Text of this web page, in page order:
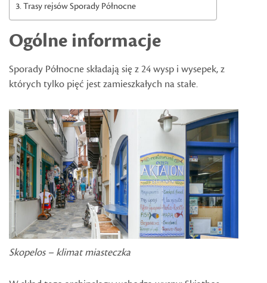
Trasy rejsów Sporady Północne
Ogólne informacje
Sporady Północne składają się z 24 wysp i wysepek, z
których tylko pięć jest zamieszkałych na stałe.
Skopelos – klimat miasteczka